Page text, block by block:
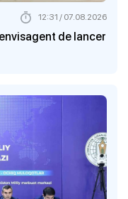
de lancer
12:31 / 07.08.2026